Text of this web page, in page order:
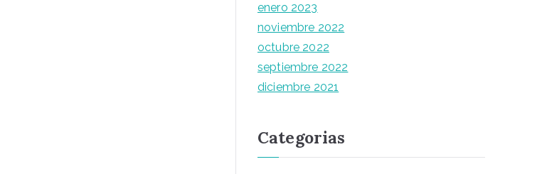
enero 2023
noviembre 2022
octubre 2022
septiembre 2022
diciembre 2021
Categorias